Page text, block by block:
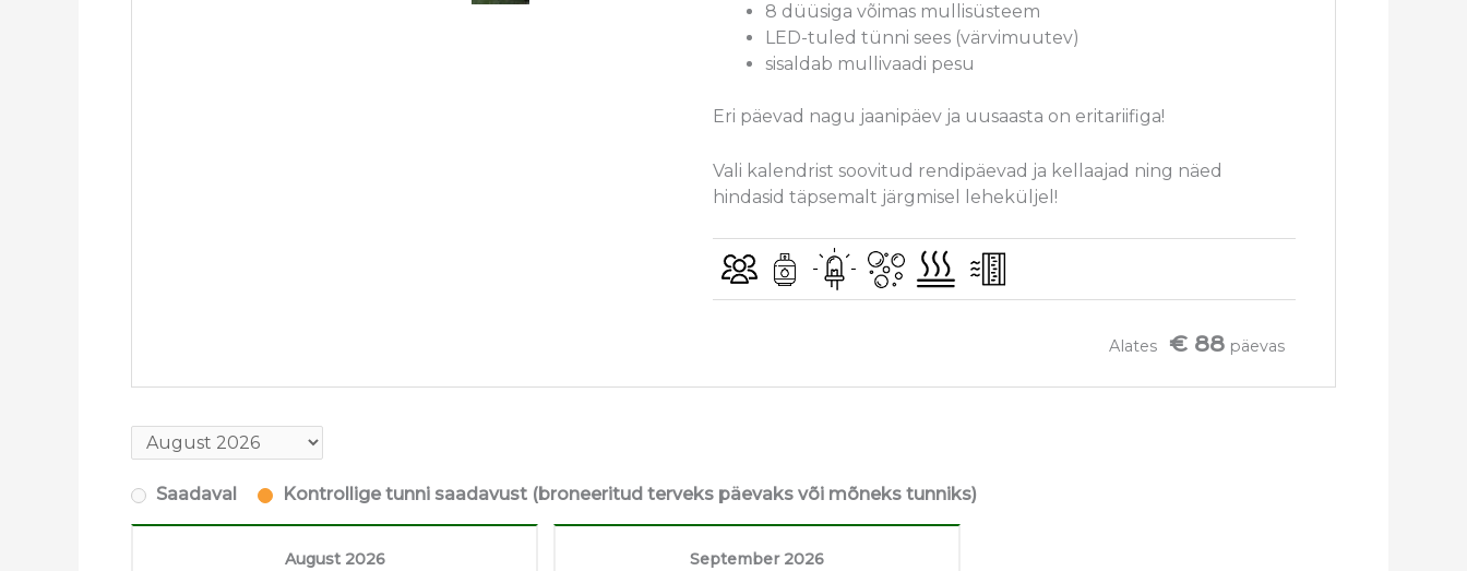
8 düüsiga võimas mullisüsteem
LED-tuled tünni sees (värvimuutev)
sisaldab mullivaadi pesu
Eri päevad nagu jaanipäev ja uusaasta on eritariifiga!
Vali kalendrist soovitud rendipäevad ja kellaajad ning näed
hindasid täpsemalt järgmisel leheküljel!
Alates € 88 päevas
Saadaval Kontrollige tunni saadavust (broneeritud terveks päevaks või mõneks tunniks)
August 2026 September 2026